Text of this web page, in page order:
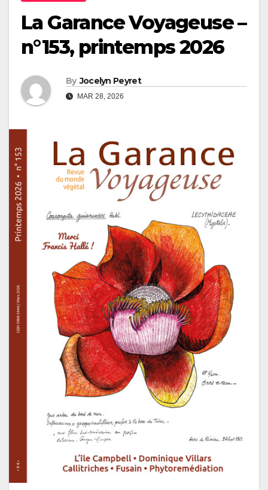
La Garance Voyageuse –
n°153, printemps 2026
By Jocelyn Peyret
MAR 28, 2026